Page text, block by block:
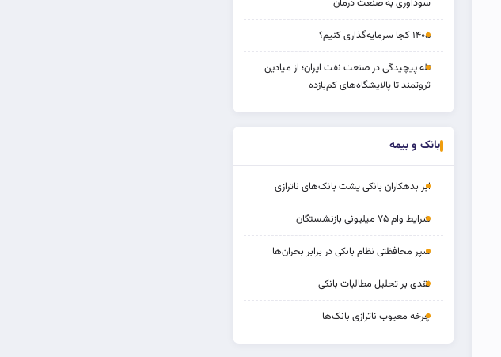
۱۴۰۵ کجا سرمایه‌گذاری کنیم؟
تله پیچیدگی در صنعت نفت ایران؛ از میادین
ثروتمند تا پالایشگاه‌های کم‌بازده
بانک و بیمه
ابر بدهکاران بانکی پشت بانک‌های ناترازی
شرایط وام ۷۵ میلیونی بازنشستگان
سپر محافظتی نظام بانکی در برابر بحران‌ها
نقدی بر تحلیل مطالبات بانکی
چرخه‌ معیوب ناترازی بانک‌ها